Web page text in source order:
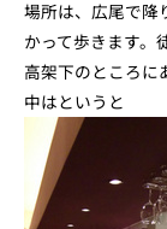
場所は、広尾で降
かって歩きます。
高架下のところに
中はというと